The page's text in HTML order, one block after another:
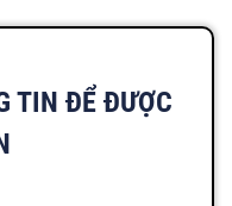
TIN ĐỂ ĐƯỢC